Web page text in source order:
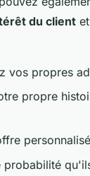
du client
vos propres
propre
probabilité